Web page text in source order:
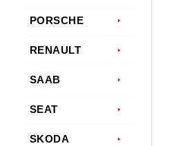
PORSCHE
RENAULT
SAAB
SEAT
SKODA